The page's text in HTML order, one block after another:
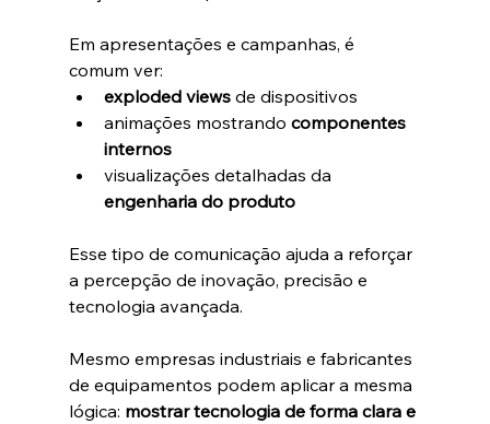
Em apresentações e campanhas, é
comum ver:
exploded views de dispositivos
animações mostrando componentes
internos
visualizações detalhadas da
engenharia do produto
Esse tipo de comunicação ajuda a reforçar
a percepção de inovação, precisão e
tecnologia avançada.
Mesmo empresas industriais e fabricantes
de equipamentos podem aplicar a mesma
lógica: mostrar tecnologia de forma clara e